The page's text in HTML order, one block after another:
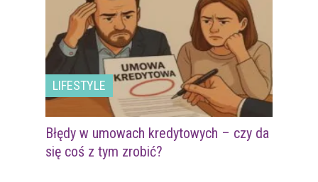
LIFESTYLE
Błędy w umowach kredytowych – czy da
się coś z tym zrobić?